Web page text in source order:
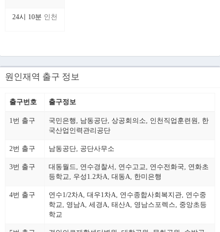
24시 10분 인천
원인재역 출구 정보
출구번호 출구정보
1번 출구
국민은행, 남동공단, 상공회의소, 인천직업훈련원, 한
국산업인력관리공단
2번 출구 남동공단, 공단사무소
3번 출구
대동월드, 연수경찰서, 연수고교, 연수전화국, 연화초
등학교, 우성1.2차A, 대동A, 한미은행
4번 출구
연수1/2차A, 대우1차A, 연수종합사회복지관, 연수중
학교, 영남A, 세경A, 태산A, 영남스포렉스, 중앙초등
학교